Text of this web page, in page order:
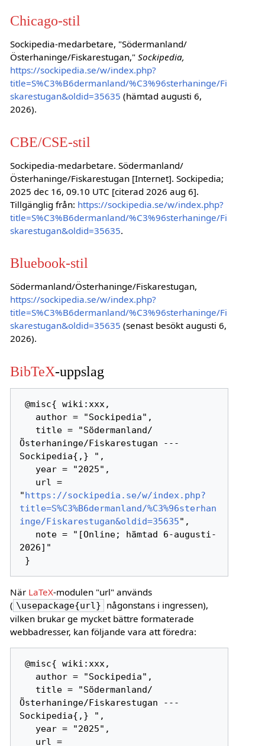
Chicago-stil
Sockipedia-medarbetare, "Södermanland/
Österhaninge/Fiskarestugan," Sockipedia,
https://sockipedia.se/w/index.php?
title=S%C3%B6dermanland/%C3%96sterhaninge/Fi
skarestugan&oldid=35635 (hämtad augusti 6,
2026).
CBE/CSE-stil
Sockipedia-medarbetare. Södermanland/
Österhaninge/Fiskarestugan [Internet]. Sockipedia;
2025 dec 16, 09.10 UTC [citerad 2026 aug 6].
Tillgänglig från: https://sockipedia.se/w/index.php?
title=S%C3%B6dermanland/%C3%96sterhaninge/Fi
skarestugan&oldid=35635.
Bluebook-stil
Södermanland/Österhaninge/Fiskarestugan,
https://sockipedia.se/w/index.php?
title=S%C3%B6dermanland/%C3%96sterhaninge/Fi
skarestugan&oldid=35635 (senast besökt augusti 6,
2026).
BibTeX-uppslag
@misc{ wiki:xxx,
Österhaninge/Fiskarestugan ---
Sockipedia{,} ",
"https://sockipedia.se/w/index.php?
title=S%C3%B6dermanland/%C3%96sterhan
inge/Fiskarestugan&oldid=35635",
2026]"
När LaTeX-modulen "url" används
( \usepackage{url}
någonstans i ingressen),
vilken brukar ge mycket bättre formaterade
webbadresser, kan följande vara att föredra:
@misc{ wiki:xxx,
Österhaninge/Fiskarestugan ---
Sockipedia{,} ",